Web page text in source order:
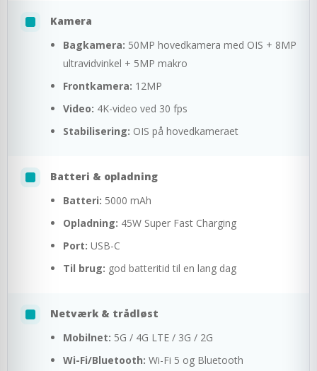
Kamera
Bagkamera: 50MP hovedkamera med OIS + 8MP
ultravidvinkel + 5MP makro
Frontkamera: 12MP
Video: 4K-video ved 30 fps
Stabilisering: OIS på hovedkameraet
Batteri & opladning
Batteri: 5000 mAh
Opladning: 45W Super Fast Charging
Port: USB-C
Til brug: god batteritid til en lang dag
Netværk & trådløst
Mobilnet: 5G / 4G LTE / 3G / 2G
Wi-Fi/Bluetooth: Wi-Fi 5 og Bluetooth